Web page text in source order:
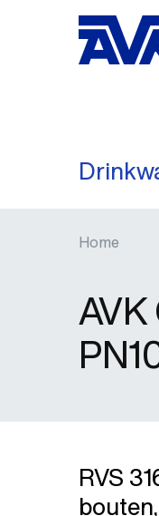
Home
RVS